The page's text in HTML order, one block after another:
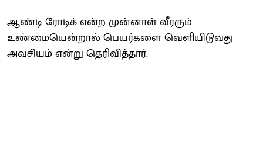
ஆண்டி ரோடிக் என்ற முன்னாள் வீரரும்
உண்மையென்றால் பெயர்களை வெளியிடுவது
அவசியம் என்று தெரிவித்தார்.